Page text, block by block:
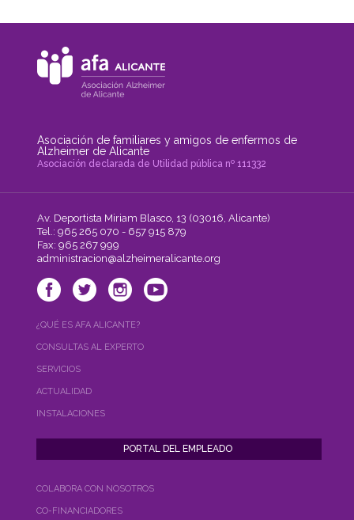
Asociación de familiares y amigos de enfermos de
Alzheimer de Alicante
Asociación declarada de Utilidad pública nº 111332
Av. Deportista Miriam Blasco, 13 (03016, Alicante)
Tel.: 965 265 070 - 657 915 879
Fax: 965 267 999
administracion@alzheimeralicante.org
¿QUÉ ES AFA ALICANTE?
CONSULTAS AL EXPERTO
SERVICIOS
ACTUALIDAD
INSTALACIONES
COLABORA CON NOSOTROS
CO-FINANCIADORES